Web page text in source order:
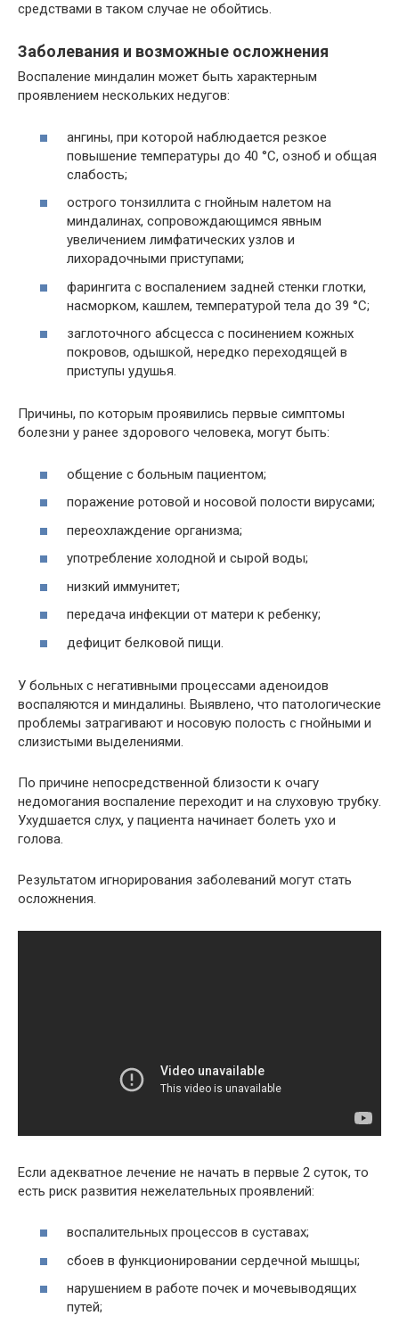
средствами в таком случае не обойтись.
Заболевания и возможные осложнения
Воспаление миндалин может быть характерным
проявлением нескольких недугов:
ангины, при которой наблюдается резкое
повышение температуры до 40 °С, озноб и общая
слабость;
острого тонзиллита с гнойным налетом на
миндалинах, сопровождающимся явным
увеличением лимфатических узлов и
лихорадочными приступами;
фарингита с воспалением задней стенки глотки,
насморком, кашлем, температурой тела до 39 °С;
заглоточного абсцесса с посинением кожных
покровов, одышкой, нередко переходящей в
приступы удушья.
Причины, по которым проявились первые симптомы
болезни у ранее здорового человека, могут быть:
общение с больным пациентом;
поражение ротовой и носовой полости вирусами;
переохлаждение организма;
употребление холодной и сырой воды;
низкий иммунитет;
передача инфекции от матери к ребенку;
дефицит белковой пищи.
У больных с негативными процессами аденоидов
воспаляются и миндалины. Выявлено, что патологические
проблемы затрагивают и носовую полость с гнойными и
слизистыми выделениями.
По причине непосредственной близости к очагу
недомогания воспаление переходит и на слуховую трубку.
Ухудшается слух, у пациента начинает болеть ухо и
голова.
Результатом игнорирования заболеваний могут стать
осложнения.
Если адекватное лечение не начать в первые 2 суток, то
есть риск развития нежелательных проявлений:
воспалительных процессов в суставах;
сбоев в функционировании сердечной мышцы;
нарушением в работе почек и мочевыводящих
путей;